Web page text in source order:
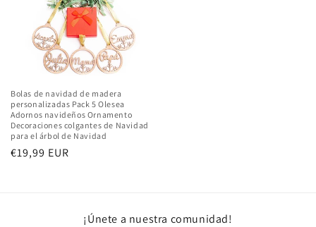
Bolas de navidad de madera
personalizadas Pack 5 Olesea
Adornos navideños Ornamento
Decoraciones colgantes de Navidad
para el árbol de Navidad
Precio
€19,99 EUR
¡Únete a nuestra comunidad!